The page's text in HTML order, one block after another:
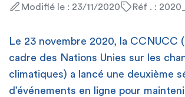
Modifié le : 23/11/2020
Réf . :
Le 23 novembre 2020, la CCNUCC
cadre des Nations Unies sur les
climatiques) a lancé une deuxième
d’événements en ligne pour